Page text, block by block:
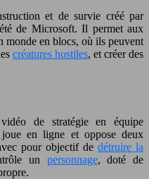
et de survie créé par
de Microsoft. Il permet aux
monde en blocs, où ils peuvent
créatures hostiles, et créer des
de stratégie en équipe
en ligne et oppose deux
pour objectif de détruire la
un personnage, doté de